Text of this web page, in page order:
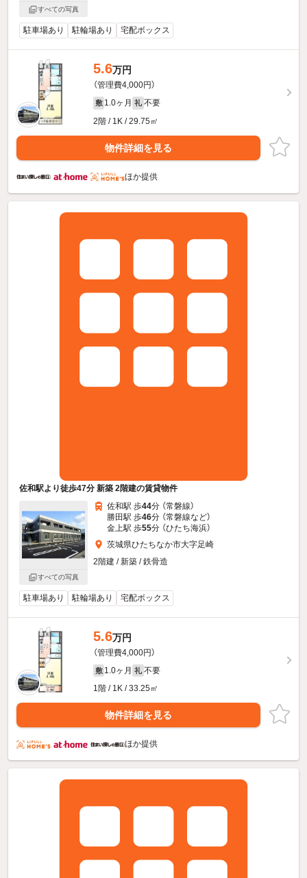
すべての写真
駐車場あり 駐輪場あり 宅配ボックス
5.6万円
（管理費4,000円）
敷 1.0ヶ月 礼 不要
2階 / 1K / 29.75㎡
物件詳細を見る
ほか提供
佐和駅より徒歩47分 新築 2階建の賃貸物件
すべての写真
佐和駅 歩44分 （常磐線）
勝田駅 歩46分 （常磐線など）
金上駅 歩55分 （ひたち海浜）
茨城県ひたちなか市大字足崎
2階建 / 新築 / 鉄骨造
駐車場あり 駐輪場あり 宅配ボックス
5.6万円
（管理費4,000円）
敷 1.0ヶ月 礼 不要
1階 / 1K / 33.25㎡
物件詳細を見る
ほか提供